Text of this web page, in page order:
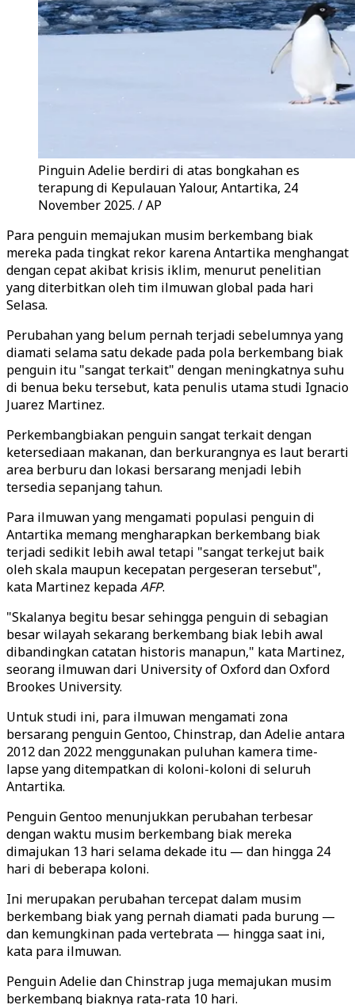
Pinguin Adelie berdiri di atas bongkahan es
terapung di Kepulauan Yalour, Antartika, 24
November 2025. / AP
Para penguin memajukan musim berkembang biak
mereka pada tingkat rekor karena Antartika menghangat
dengan cepat akibat krisis iklim, menurut penelitian
yang diterbitkan oleh tim ilmuwan global pada hari
Selasa.
Perubahan yang belum pernah terjadi sebelumnya yang
diamati selama satu dekade pada pola berkembang biak
penguin itu "sangat terkait" dengan meningkatnya suhu
di benua beku tersebut, kata penulis utama studi Ignacio
Juarez Martinez.
Perkembangbiakan penguin sangat terkait dengan
ketersediaan makanan, dan berkurangnya es laut berarti
area berburu dan lokasi bersarang menjadi lebih
tersedia sepanjang tahun.
Para ilmuwan yang mengamati populasi penguin di
Antartika memang mengharapkan berkembang biak
terjadi sedikit lebih awal tetapi "sangat terkejut baik
oleh skala maupun kecepatan pergeseran tersebut",
kata Martinez kepadaAFP.
"Skalanya begitu besar sehingga penguin di sebagian
besar wilayah sekarang berkembang biak lebih awal
dibandingkan catatan historis manapun," kata Martinez,
seorang ilmuwan dari University of Oxford dan Oxford
Brookes University.
Untuk studi ini, para ilmuwan mengamati zona
bersarang penguin Gentoo, Chinstrap, dan Adelie antara
2012 dan 2022 menggunakan puluhan kamera time-
lapse yang ditempatkan di koloni-koloni di seluruh
Antartika.
Penguin Gentoo menunjukkan perubahan terbesar
dengan waktu musim berkembang biak mereka
dimajukan 13 hari selama dekade itu — dan hingga 24
hari di beberapa koloni.
Ini merupakan perubahan tercepat dalam musim
berkembang biak yang pernah diamati pada burung —
dan kemungkinan pada vertebrata — hingga saat ini,
kata para ilmuwan.
Penguin Adelie dan Chinstrap juga memajukan musim
berkembang biaknya rata-rata 10 hari.